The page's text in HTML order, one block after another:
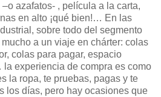
azafatos- , película a la carta,
en alto ¡qué bien!… En las
sobre todo del segmento
a un viaje en chárter: colas
colas para pagar, espacio
experiencia de compra es como
la ropa, te pruebas, pagas y te
los días, pero hay ocasiones que